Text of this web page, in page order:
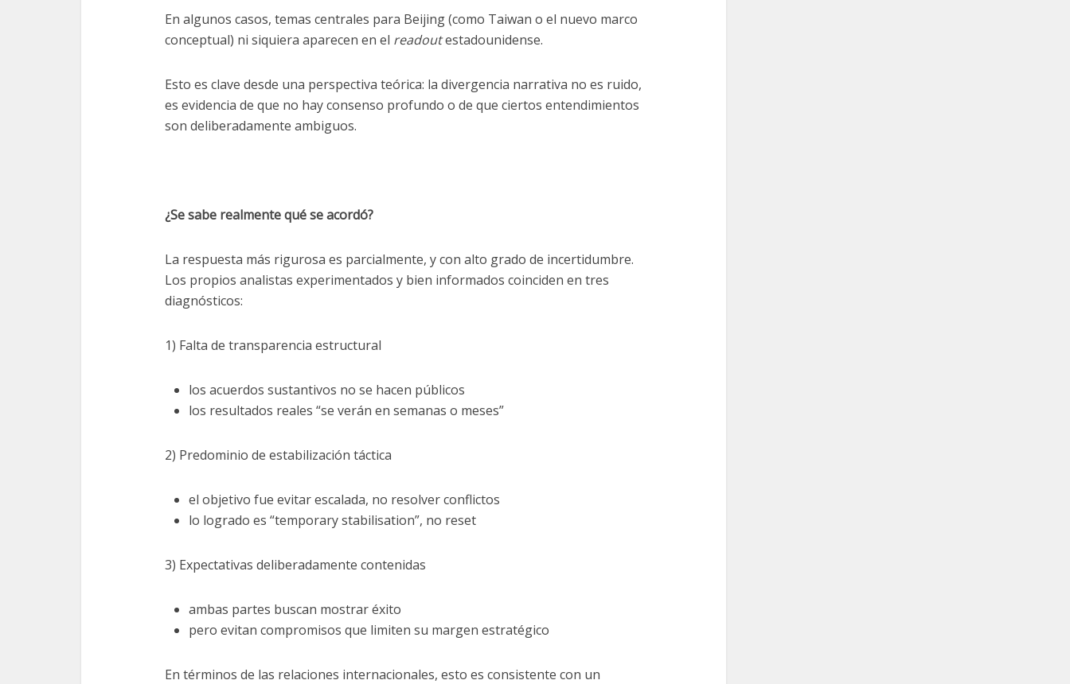
En algunos casos, temas centrales para Beijing (como Taiwan o el nuevo marco
conceptual) ni siquiera aparecen en el readoutestadounidense.
Esto es clave desde una perspectiva teórica: la divergencia narrativa no es ruido,
es evidencia de que no hay consenso profundo o de que ciertos entendimientos
son deliberadamente ambiguos.
¿Se sabe realmente qué se acordó?
La respuesta más rigurosa es parcialmente, y con alto grado de incertidumbre.
Los propios analistas experimentados y bien informados coinciden en tres
diagnósticos:
1) Falta de transparencia estructural
los acuerdos sustantivos no se hacen públicos
los resultados reales “se verán en semanas o meses”
2) Predominio de estabilización táctica
el objetivo fue evitar escalada, no resolver conflictos
lo logrado es “temporary stabilisation”, no reset
3) Expectativas deliberadamente contenidas
ambas partes buscan mostrar éxito
pero evitan compromisos que limiten su margen estratégico
En términos de las relaciones internacionales, esto es consistente con un